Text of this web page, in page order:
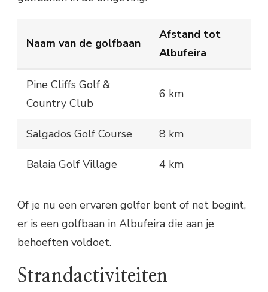
Naam van de golfbaan
Afstand tot
Albufeira
Pine Cliffs Golf &
Country Club
6 km
Salgados Golf Course 8 km
Balaia Golf Village 4 km
Of je nu een ervaren golfer bent of net begint,
er is een golfbaan in Albufeira die aan je
behoeften voldoet.
Strandactiviteiten